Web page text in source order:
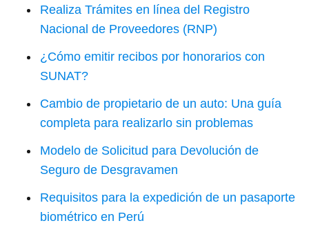
Realiza Trámites en línea del Registro
Nacional de Proveedores (RNP)
¿Cómo emitir recibos por honorarios con
SUNAT?
Cambio de propietario de un auto: Una guía
completa para realizarlo sin problemas
Modelo de Solicitud para Devolución de
Seguro de Desgravamen
Requisitos para la expedición de un pasaporte
biométrico en Perú